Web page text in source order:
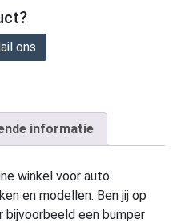
ons
informatie
winkel voor auto
en modellen. Ben jij op
bijvoorbeeld een bumper